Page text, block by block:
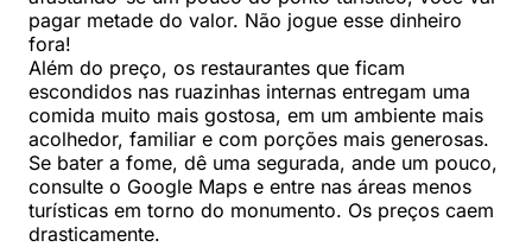
pagar metade do valor. Não jogue esse dinheiro
fora!
Além do preço, os restaurantes que ficam
escondidos nas ruazinhas internas entregam uma
comida muito mais gostosa, em um ambiente mais
acolhedor, familiar e com porções mais generosas.
Se bater a fome, dê uma segurada, ande um pouco,
consulte o Google Maps e entre nas áreas menos
turísticas em torno do monumento. Os preços caem
drasticamente.